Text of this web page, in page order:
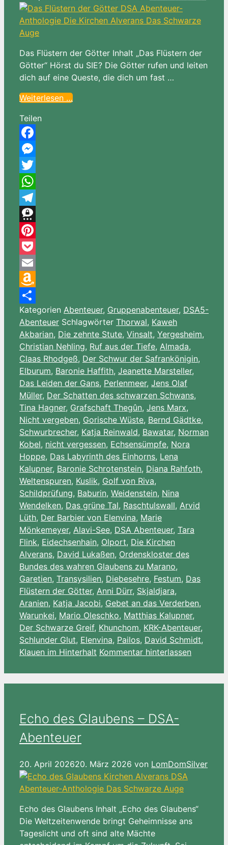
Das Flüstern der Götter Inhalt „Das Flüstern der
Götter“ Hörst du SIE? Die Götter rufen und leiten
dich auf eine Queste, die dich um fast …
Weiterlesen …
Teilen
Facebook
Messenger
Twitter
WhatsApp
Telegram
Threema
Pinterest
Pocket
Email
Amazon
Wish
List
Teilen
Kategorien Abenteuer, Gruppenabenteuer, DSA5-
Abenteuer Schlagwörter Thorwal, Kaweh
Akbarian, Die zehnte Stute, Vinsalt, Yergesheim,
Christian Nehling, Ruf aus der Tiefe, Almada,
Claas Rhodgeß, Der Schwur der Safrankönigin,
Elburum, Baronie Haffith, Jeanette Marsteller,
Das Leiden der Gans, Perlenmeer, Jens Olaf
Müller, Der Schatten des schwarzen Schwans,
Tina Hagner, Grafschaft Thegûn, Jens Marx,
Nicht vergeben, Gorische Wüste, Bernd Gädtke,
Schwurbrecher, Katja Reinwald, Bawatar, Norman
Kobel, nicht vergessen, Echsensümpfe, Nora
Hoppe, Das Labyrinth des Einhorns, Lena
Kalupner, Baronie Schrotenstein, Diana Rahfoth,
Weltenspuren, Kuslik, Golf von Riva,
Schildprüfung, Baburin, Weidenstein, Nina
Wendelken, Das grüne Tal, Raschtulswall, Arvid
Lüth, Der Barbier von Elenvina, Marie
Mönkemeyer, Alavi-See, DSA Abenteuer, Tara
Flink, Eidechsenhain, Olport, Die Kirchen
Alverans, David Lukaßen, Ordenskloster des
Bundes des wahren Glaubens zu Marano,
Garetien, Transysilien, Diebesehre, Festum, Das
Flüstern der Götter, Anni Dürr, Skjaldjara,
Aranien, Katja Jacobi, Gebet an das Verderben,
Warunkei, Mario Oleschko, Matthias Kalupner,
Der Schwarze Greif, Khunchom, KRK-Abenteuer,
Schlunder Glut, Elenvina, Pailos, David Schmidt,
Klauen im Hinterhalt Kommentar hinterlassen
Echo des Glaubens – DSA-
Abenteuer
20. April 202620. März 2026 von LomDomSilver
Echo des Glaubens Inhalt „Echo des Glaubens“
Die Weltzeitenwende bringt Geheimnisse ans
Tageslicht und oft sind alte Mächte